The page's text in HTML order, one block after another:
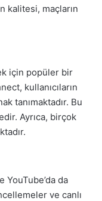
kalitesi, maçların
için popüler bir
kullanıcıların
tanımaktadır. Bu
Ayrıca, birçok
YouTube’da da
ve canlı